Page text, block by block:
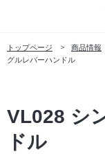
トップページ 商品情報
グルレバーハンドル
VL028 シ
ドル